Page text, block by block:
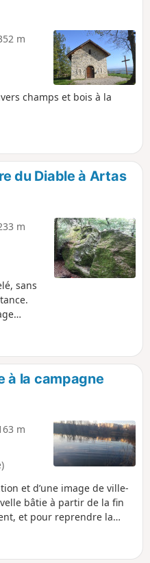
m
champs et bois à la
du Diable à Artas
m
sans
du
?
à la campagne
m
et d’une image de ville-
bâtie à partir de la fin
et pour reprendre la
venez découvrir
en harmonie avec la